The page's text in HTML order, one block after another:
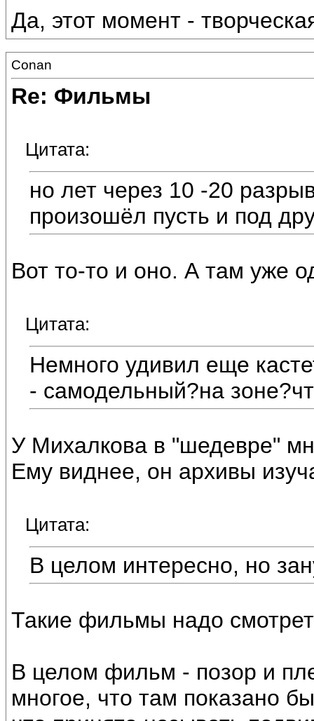
Да, этот момент -
Conan
Re: Фильмы
Цитата:
но лет через 10 -20
произошёл пусть и под
Вот то-то и оно. А там уже
Цитата:
Немного удивил еще
- самодельный?на
У Михалкова в "шедевре"
Ему виднее, он архивы
Цитата:
В целом интересно, но
Такие фильмы надо
В целом фильм - позор и
многое, что там показано